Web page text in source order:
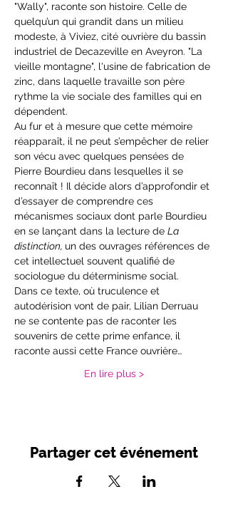
"Wally", raconte son histoire. Celle de
quelqu’un qui grandit dans un milieu
modeste, à Viviez, cité ouvrière du bassin
industriel de Decazeville en Aveyron. "La
vieille montagne", l'usine de fabrication de
zinc, dans laquelle travaille son père
rythme la vie sociale des familles qui en
dépendent.
Au fur et à mesure que cette mémoire
réapparaît, il ne peut s’empêcher de relier
son vécu avec quelques pensées de
Pierre Bourdieu dans lesquelles il se
reconnaît ! Il décide alors d’approfondir et
d’essayer de comprendre ces
mécanismes sociaux dont parle Bourdieu
en se lançant dans la lecture de La
distinction, un des ouvrages références de
cet intellectuel souvent qualifié de
sociologue du déterminisme social.
Dans ce texte, où truculence et
autodérision vont de pair, Lilian Derruau
ne se contente pas de raconter les
souvenirs de cette prime enfance, il
raconte aussi cette France ouvrière…
En lire plus >
Partager cet événement